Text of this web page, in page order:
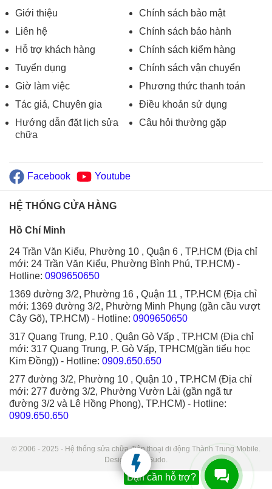
Giới thiệu
Liên hệ
Hỗ trợ khách hàng
Tuyển dụng
Giờ làm việc
Tác giả, Chuyên gia
Hướng dẫn đặt lịch sửa
chữa
Chính sách bảo mật
Chính sách bảo hành
Chính sách kiểm hàng
Chính sách vận chuyển
Phương thức thanh toán
Điều khoản sử dụng
Câu hỏi thường gặp
Facebook Youtube
HỆ THỐNG CỬA HÀNG
Hồ Chí Minh
24 Trần Văn Kiểu, Phường 10 , Quận 6 , TP.HCM (Địa chỉ
mới: 24 Trần Văn Kiểu, Phường Bình Phú, TP.HCM) -
Hotline: 0909650650
1369 đường 3/2, Phường 16 , Quận 11 , TP.HCM (Địa chỉ
mới: 1369 đường 3/2, Phường Minh Phụng (gần cầu vượt
Cây Gõ), TP.HCM) - Hotline: 0909650650
317 Quang Trung, P.10 , Quận Gò Vấp , TP.HCM (Địa chỉ
mới: 317 Quang Trung, P. Gò Vấp, TPHCM(gần tiểu học
Kim Đồng)) - Hotline: 0909.650.650
277 đường 3/2, Phường 10 , Quận 10 , TP.HCM (Địa chỉ
mới: 277 đường 3/2, Phường Vườn Lài (gần ngã tư
đường 3/2 và Lê Hồng Phong), TP.HCM) - Hotline:
0909.650.650
© 2006 - 2025 - Hệ thống sửa chữa điện thoại di động Thành Trung Mobile.
Designed by Sudo.
Bạn cần hỗ trợ?